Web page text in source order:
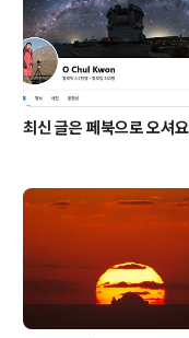
다. 너무 많이 보다보니 해져
은 절판되어 구하기..
최신 글은 페북으로 오셔